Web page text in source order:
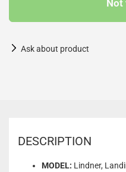
Ask about product
DESCRIPTION
MODEL: Lindner,